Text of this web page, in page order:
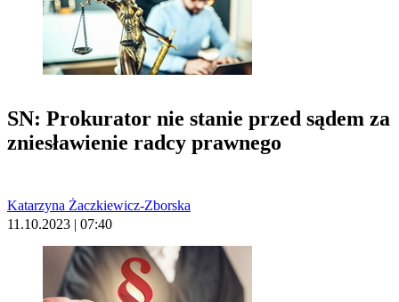
SN: Prokurator nie stanie przed sądem za
zniesławienie radcy prawnego
Katarzyna Żaczkiewicz-Zborska
11.10.2023 | 07:40